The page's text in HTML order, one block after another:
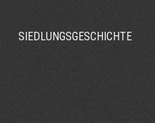
SIEDLUNGSGESCHICHTE